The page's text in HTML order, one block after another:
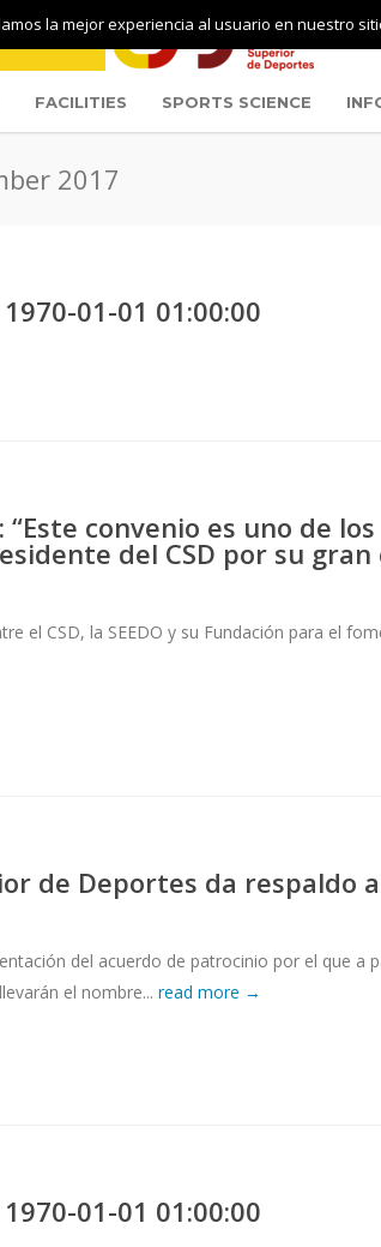
FACILITIES SPORTS SCIENCE
2017
01-01 01:00:00
“Este convenio es uno de
del CSD por su
el CSD, la SEEDO y su Fundación para el
de Deportes da respaldo
del acuerdo de patrocinio por el que
el nombre... read more →
01-01 01:00:00
la mejor experiencia al usuario en nuestro